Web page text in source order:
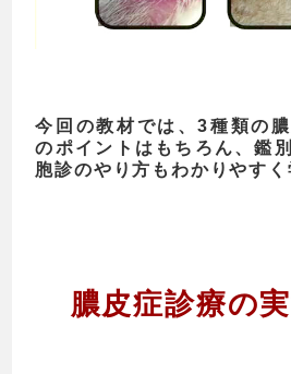
今回の教材では、3種類の
のポイントはもちろん、鑑
胞診のやり方もわかりやすく
膿皮症診療の